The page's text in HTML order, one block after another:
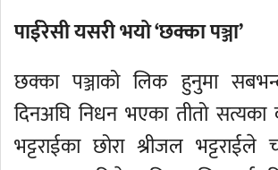
पाईरेसी यसरी भयो ‘छक्का पञ्जा’
छक्का पञ्जाको लिक हुनुमा
दिनअघि निधन भएका तीतो
भट्टराईका छोरा श्रीजल भट्टराईले